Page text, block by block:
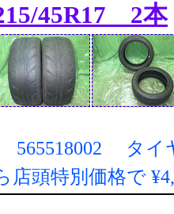
45R17 2本
565518002 タイ
店頭特別価格で